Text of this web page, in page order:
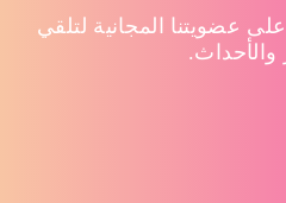
عضويتنا المجانية لتلقي
والأحداث.